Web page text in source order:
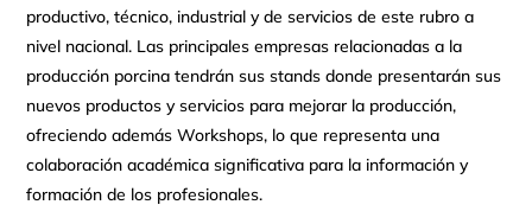
productivo, técnico, industrial y de servicios de este rubro a
nivel nacional. Las principales empresas relacionadas a la
producción porcina tendrán sus stands donde presentarán sus
nuevos productos y servicios para mejorar la producción,
ofreciendo además Workshops, lo que representa una
colaboración académica significativa para la información y
formación de los profesionales.